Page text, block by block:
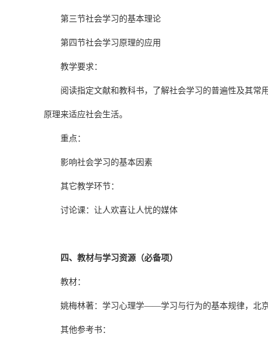
第三节社会学习的基本理论
第四节社会学习原理的应用
教学要求：
阅读指定文献和教科书，了解社会学习的普遍性及其
原理来适应社会生活。
重点：
影响社会学习的基本因素
其它教学环节：
讨论课：让人欢喜让人忧的媒体
四、教材与学习资源（必备项）
教材：
姚梅林著：学习心理学——学习与行为的基本规律，北
其他参考书：